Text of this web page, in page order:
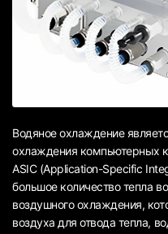
Водяное охлаждение
охлаждения компьютерных
ASIC (Application-Specific
большое количество тепла
воздушного охлаждения,
воздуха для отвода тепла,